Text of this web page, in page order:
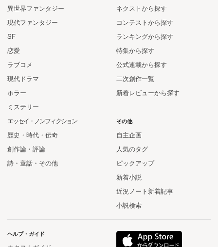
ネクストから探す
コンテストから探す
ランキングから探す
特集から探す
公式連載から探す
二次創作一覧
新着レビューから探す
異世界ファンタジー
現代ファンタジー
SF
恋愛
ラブコメ
現代ドラマ
ホラー
ミステリー
エッセイ・ノンフィクション
歴史・時代・伝奇
創作論・評論
詩・童話・その他
その他
自主企画
人気のタグ
ピックアップ
新着小説
近況ノート新着記事
小説検索
ヘルプ・ガイド